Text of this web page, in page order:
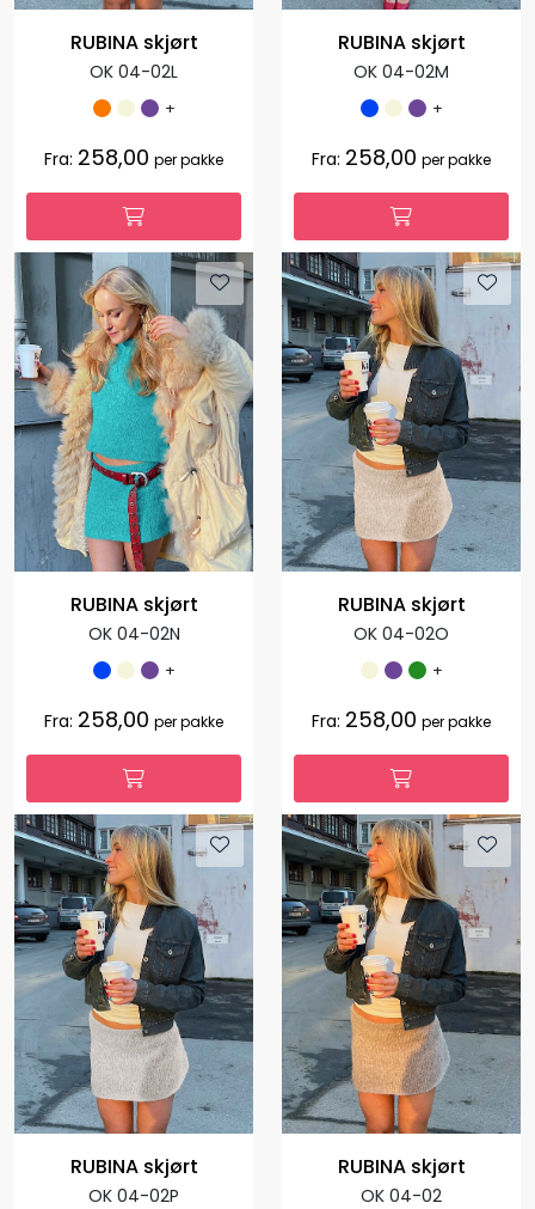
RUBINA skjørt
OK 04-02L
+
Fra: 258,00 per pakke
RUBINA skjørt
OK 04-02M
+
Fra: 258,00 per pakke
RUBINA skjørt
OK 04-02N
+
Fra: 258,00 per pakke
RUBINA skjørt
OK 04-02O
+
Fra: 258,00 per pakke
RUBINA skjørt
OK 04-02P
RUBINA skjørt
OK 04-02